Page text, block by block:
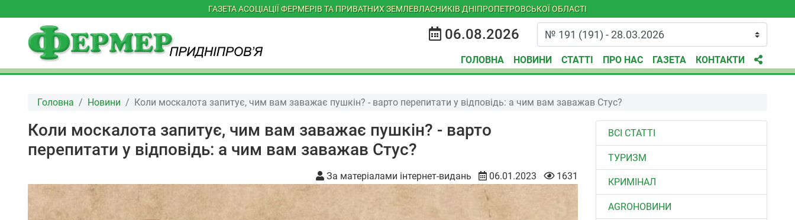
ГАЗЕТА АСОЦІАЦІЇ ФЕРМЕРІВ ТА ПРИВАТНИХ ЗЕМЛЕВЛАСНИКІВ ДНІПРОПЕТРОВСЬКОЇ ОБЛАСТІ
06.08.2026
ГОЛОВНА НОВИНИ СТАТТІ ПРО НАС ГАЗЕТА КОНТАКТИ
Головна Новини Коли москалота запитує, чим вам заважає пушкін? - варто перепитати у відповідь: а чим вам заважав Стус?
Коли москалота запитує, чим вам заважає пушкін? - варто
перепитати у відповідь: а чим вам заважав Стус?
За матеріалами інтернет-видань 06.01.2023 1631
ВСІ СТАТТІ
ТУРИЗМ
КРИМІНАЛ
AGROНОВИНИ